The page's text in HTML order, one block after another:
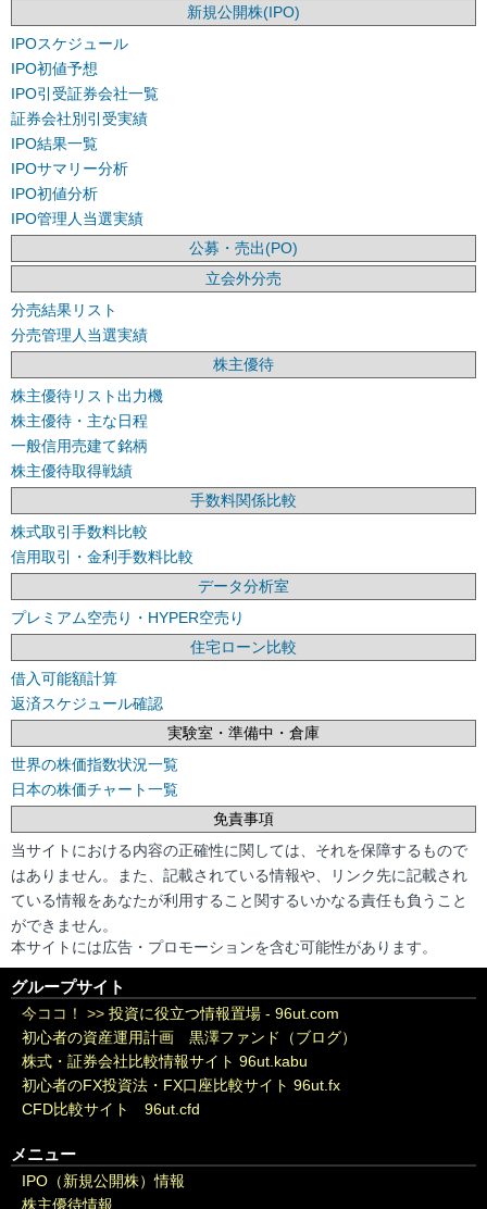
新規公開株(IPO)
IPOスケジュール
IPO初値予想
IPO引受証券会社一覧
証券会社別引受実績
IPO結果一覧
IPOサマリー分析
IPO初値分析
IPO管理人当選実績
公募・売出(PO)
立会外分売
分売結果リスト
分売管理人当選実績
株主優待
株主優待リスト出力機
株主優待・主な日程
一般信用売建て銘柄
株主優待取得戦績
手数料関係比較
株式取引手数料比較
信用取引・金利手数料比較
データ分析室
プレミアム空売り・HYPER空売り
住宅ローン比較
借入可能額計算
返済スケジュール確認
実験室・準備中・倉庫
世界の株価指数状況一覧
日本の株価チャート一覧
免責事項
当サイトにおける内容の正確性に関しては、それを保障するもので
はありません。また、記載されている情報や、リンク先に記載され
ている情報をあなたが利用すること関するいかなる責任も負うこと
ができません。
本サイトには広告・プロモーションを含む可能性があります。
グループサイト
今ココ！ >> 投資に役立つ情報置場 - 96ut.com
初心者の資産運用計画 黒澤ファンド（ブログ）
株式・証券会社比較情報サイト 96ut.kabu
初心者のFX投資法・FX口座比較サイト 96ut.fx
CFD比較サイト 96ut.cfd
メニュー
IPO（新規公開株）情報
株主優待情報